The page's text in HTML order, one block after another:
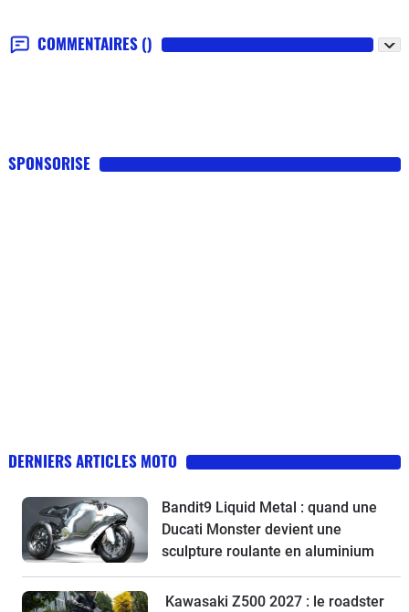
COMMENTAIRES ()
SPONSORISE
DERNIERS ARTICLES MOTO
Bandit9 Liquid Metal : quand une
Ducati Monster devient une
sculpture roulante en aluminium
Kawasaki Z500 2027 : le roadster